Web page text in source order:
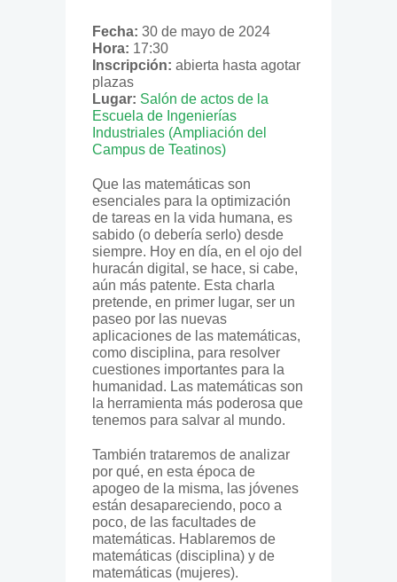
Fecha: 30 de mayo de 2024
Hora: 17:30
Inscripción: abierta hasta agotar
plazas
Lugar: Salón de actos de la
Escuela de Ingenierías
Industriales (Ampliación del
Campus de Teatinos)
Que las matemáticas son
esenciales para la optimización
de tareas en la vida humana, es
sabido (o debería serlo) desde
siempre. Hoy en día, en el ojo del
huracán digital, se hace, si cabe,
aún más patente. Esta charla
pretende, en primer lugar, ser un
paseo por las nuevas
aplicaciones de las matemáticas,
como disciplina, para resolver
cuestiones importantes para la
humanidad. Las matemáticas son
la herramienta más poderosa que
tenemos para salvar al mundo.
También trataremos de analizar
por qué, en esta época de
apogeo de la misma, las jóvenes
están desapareciendo, poco a
poco, de las facultades de
matemáticas. Hablaremos de
matemáticas (disciplina) y de
matemáticas (mujeres).